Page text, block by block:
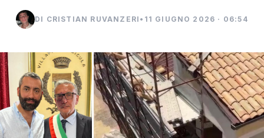
DI CRISTIAN RUVANZERI • 11 GIUGNO 2026 · 06:54